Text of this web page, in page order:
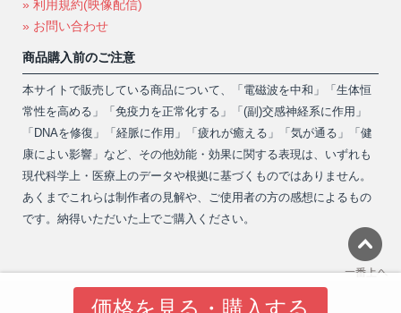
» 利用規約(映像配信)
» お問い合わせ
商品購入前のご注意
本サイトで販売している商品について、「電磁波を中和」「生体恒
常性を高める」「免疫力を正常化する」「(副)交感神経系に作用」
「DNAを修復」「経脈に作用」「疲れが癒える」「気が通る」「健
康によい影響」など、その他効能・効果に関する表現は、いずれも
現代科学上・医療上のデータや根拠に基づくものではありません。
あくまでこれらは制作者の見解や、ご使用者の方の感想によるもの
です。納得いただいた上でご購入ください。
価格を見る・購入する